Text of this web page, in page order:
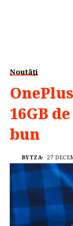
Noutăți
16GB
bun
BYTZA 27